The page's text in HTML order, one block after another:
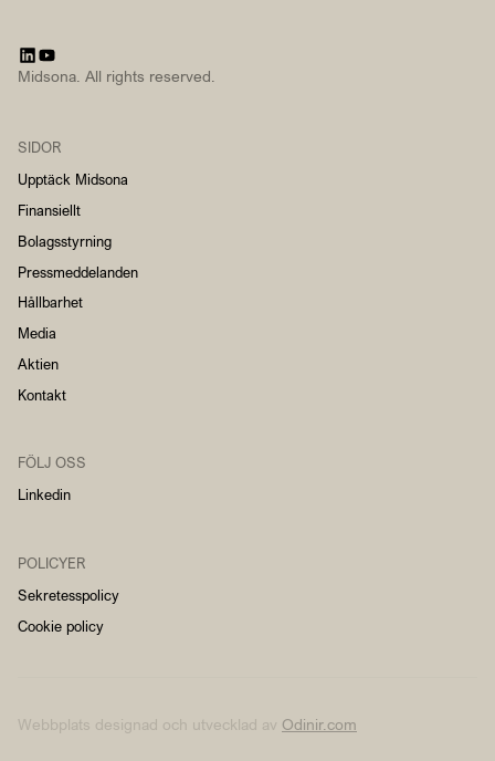
Midsona. All rights reserved.
SIDOR
Upptäck Midsona
Finansiellt
Bolagsstyrning
Pressmeddelanden
Hållbarhet
Media
Aktien
Kontakt
FÖLJ OSS
Linkedin
POLICYER
Sekretesspolicy
Cookie policy
Webbplats designad och utvecklad av Odinir.com